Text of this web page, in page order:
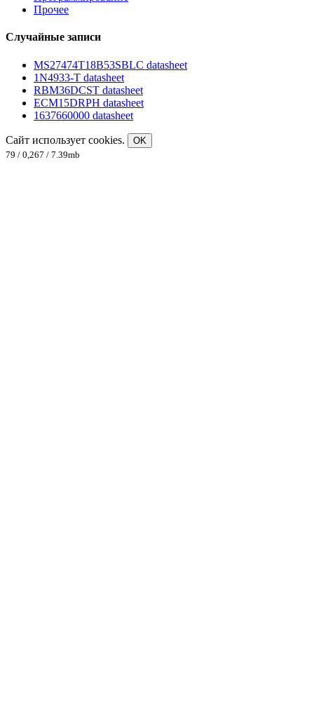
Прочее
Случайные записи
MS27474T18B53SBLC datasheet
1N4933-T datasheet
RBM36DCST datasheet
ECM15DRPH datasheet
1637660000 datasheet
Сайт использует cookies.
OK
79 / 0,267 / 7.39mb